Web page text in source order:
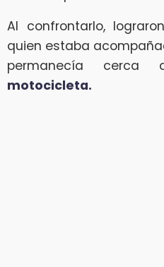
Al confrontarlo, lograron
quien estaba
permanecía
motocicleta.